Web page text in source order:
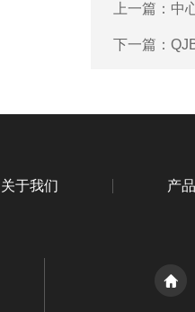
上一篇： 中
下一篇：
关于我们 产